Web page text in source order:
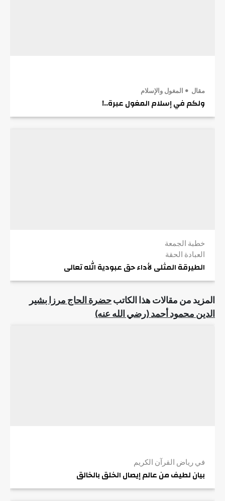
مقال المغول والإسلام
ولكم في إسلام المغول عبرة..!
خطبة الجمعة
العبادة الحقة
الطيرقة المثلى لأداء حق عبودية الله تعالى
المزيد من مقالات هذا الكاتبحضرة الحاج مرزا بشير
الدين محمود أحمد (رضي الله عنه)
في رياض القرآن الكريم
بيان لطيف من عالم إيصال الخلق بالخالق